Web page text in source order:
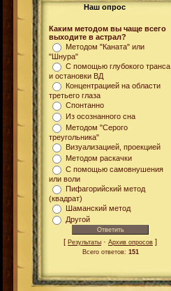
Наш опрос
Каким методом вы чаще всего
выходите в астрал?
Методом "Каната" или
"Шнура"
С помощью глубокого транса
и остановки ВД
Концентрацией на области
третьего глаза
Спонтанно
Из осознанного сна
Методом "Серого
треугольника"
Визуализацией, проекцией
Методом раскачки
С помощью самовнушения
или воли
Пифагорийский метод
(квадрат)
Шаманский метод
Другой
[ Результаты · Архив опросов ]
Всего ответов: 151